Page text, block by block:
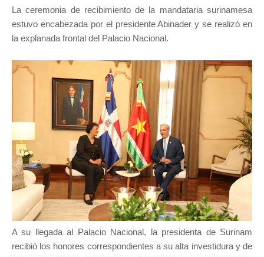
La ceremonia de recibimiento de la mandataria surinamesa
estuvo encabezada por el presidente Abinader y se realizó en
la explanada frontal del Palacio Nacional.
A su llegada al Palacio Nacional, la presidenta de Surinam
recibió los honores correspondientes a su alta investidura y de